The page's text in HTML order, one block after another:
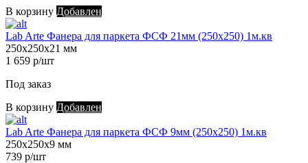
В корзину Добавлен
Lab Arte Фанера для паркета ФСФ 21мм (250х250) 1м.кв
250х250х21 мм
1 659 р/шт
Под заказ
В корзину Добавлен
Lab Arte Фанера для паркета ФСФ 9мм (250х250) 1м.кв
250х250х9 мм
739 р/шт